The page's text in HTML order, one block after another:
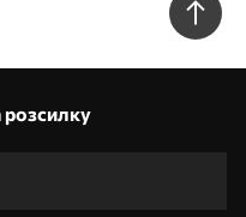
розсилку